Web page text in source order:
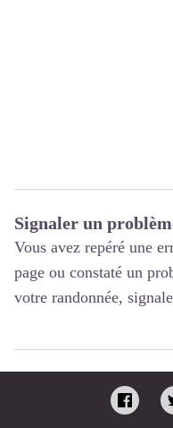
Signaler un
Vous avez repéré une
page ou constaté un
votre randonnée,